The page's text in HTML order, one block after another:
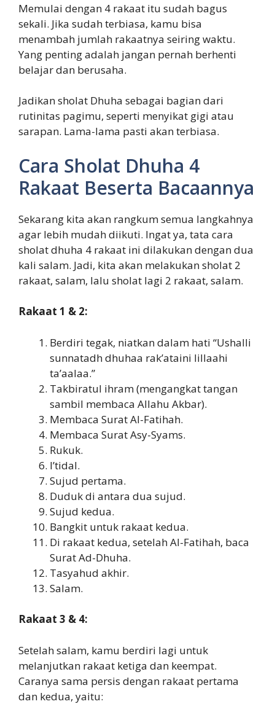
Memulai dengan 4 rakaat itu sudah bagus
sekali. Jika sudah terbiasa, kamu bisa
menambah jumlah rakaatnya seiring waktu.
Yang penting adalah jangan pernah berhenti
belajar dan berusaha.
Jadikan sholat Dhuha sebagai bagian dari
rutinitas pagimu, seperti menyikat gigi atau
sarapan. Lama-lama pasti akan terbiasa.
Cara Sholat Dhuha 4
Rakaat Beserta Bacaannya
Sekarang kita akan rangkum semua langkahnya
agar lebih mudah diikuti. Ingat ya, tata cara
sholat dhuha 4 rakaat ini dilakukan dengan dua
kali salam. Jadi, kita akan melakukan sholat 2
rakaat, salam, lalu sholat lagi 2 rakaat, salam.
Rakaat 1 & 2:
Berdiri tegak, niatkan dalam hati “Ushalli
sunnatadh dhuhaa rak’ataini lillaahi
ta’aalaa.”
Takbiratul ihram (mengangkat tangan
sambil membaca Allahu Akbar).
Membaca Surat Al-Fatihah.
Membaca Surat Asy-Syams.
Rukuk.
I’tidal.
Sujud pertama.
Duduk di antara dua sujud.
Sujud kedua.
Bangkit untuk rakaat kedua.
Di rakaat kedua, setelah Al-Fatihah, baca
Surat Ad-Dhuha.
Tasyahud akhir.
Salam.
Rakaat 3 & 4:
Setelah salam, kamu berdiri lagi untuk
melanjutkan rakaat ketiga dan keempat.
Caranya sama persis dengan rakaat pertama
dan kedua, yaitu: